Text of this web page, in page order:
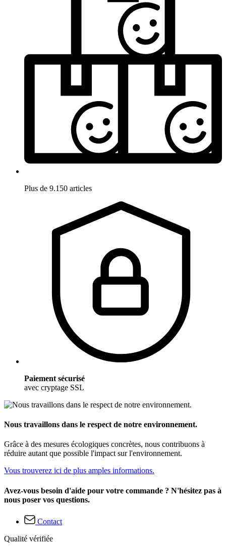
Plus de 9.150 articles
Paiement sécurisé
avec cryptage SSL
Nous travaillons dans le respect de notre environnement.
Grâce à des mesures écologiques concrètes, nous contribuons à
réduire autant que possible l'impact sur l'environnement.
Vous trouverez ici de plus amples informations.
Avez-vous besoin d'aide pour votre commande ? N'hésitez pas à
nous poser vos questions.
Contact
Qualité vérifiée